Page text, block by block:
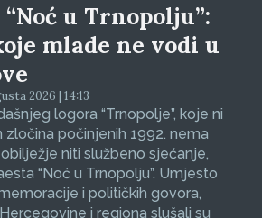
u Trnopolju”:
mlade ne vodi u
2026 | 14:13
logora “Trnopolje”, koje ni
zločina počinjenih 1992. nema
niti službeno sjećanje,
“Noć u Trnopolju”. Umjesto
i političkih govora,
i regiona slušali su